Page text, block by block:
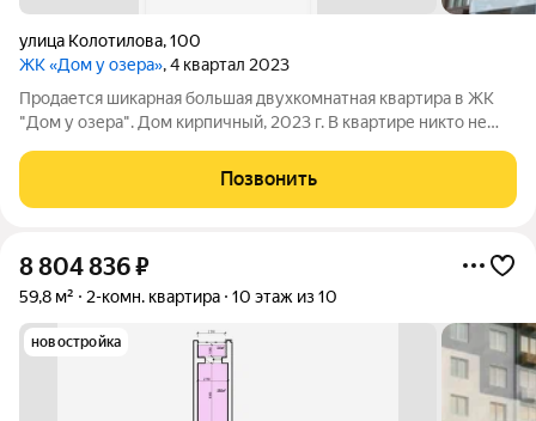
улица Колотилова,100
ЖК «Дом у озера», 4 квартал 2023
Продается шикарная большая двухкомнатная квартира в ЖК
"Дом у озера". Дом кирпичный, 2023 г. В квартире никто не
ремонт по собственному вкусу, стены и полы уже выровнены,
электрика разведена.
Позвонить
8 804 836₽
59,8 м² 2-комн. квартира 10 этаж из 10
новостройка